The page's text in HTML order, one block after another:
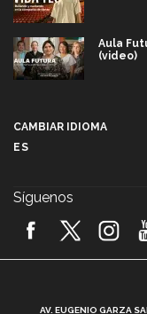
Aula
(video)
2026!
CAMBIAR IDIOMA
ES
Síguenos
AV. EUGENIO GARZA